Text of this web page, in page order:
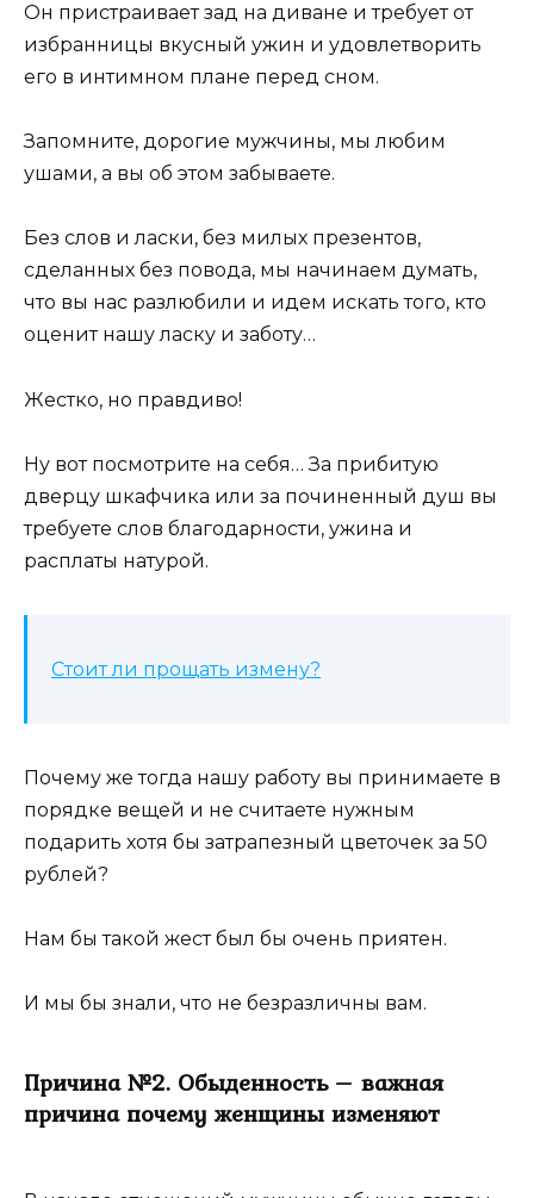
Он пристраивает зад на диване и требует от
избранницы вкусный ужин и удовлетворить
его в интимном плане перед сном.
Запомните, дорогие мужчины, мы любим
ушами, а вы об этом забываете.
Без слов и ласки, без милых презентов,
сделанных без повода, мы начинаем думать,
что вы нас разлюбили и идем искать того, кто
оценит нашу ласку и заботу…
Жестко, но правдиво!
Ну вот посмотрите на себя… За прибитую
дверцу шкафчика или за починенный душ вы
требуете слов благодарности, ужина и
расплаты натурой.
Стоит ли прощать измену?
Почему же тогда нашу работу вы принимаете в
порядке вещей и не считаете нужным
подарить хотя бы затрапезный цветочек за 50
рублей?
Нам бы такой жест был бы очень приятен.
И мы бы знали, что не безразличны вам.
Причина №2. Обыденность – важная
причина почему женщины изменяют